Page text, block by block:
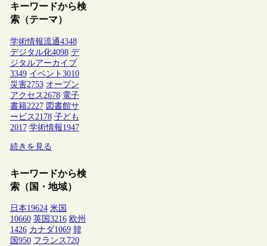
キーワードから検
索（テーマ）
学術情報流通4348
デジタル化4098 デ
ジタルアーカイブ
3349 イベント 3010
災害2753 オープン
アクセス 2678 電子
書籍2227 図書館サ
ービス 2178 子ども
2017 学術情報1947
続きを見る
キーワードから検
索（国・地域）
日本19624 米国
10660 英国 3216 欧州
1426 カナダ1069 韓
国 950 フランス 720